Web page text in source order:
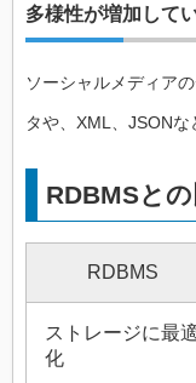
多様性が増加して
ソーシャルメディア
タや、XML、JSONな
RDBMSと
RDBMS
ストレージに最
化